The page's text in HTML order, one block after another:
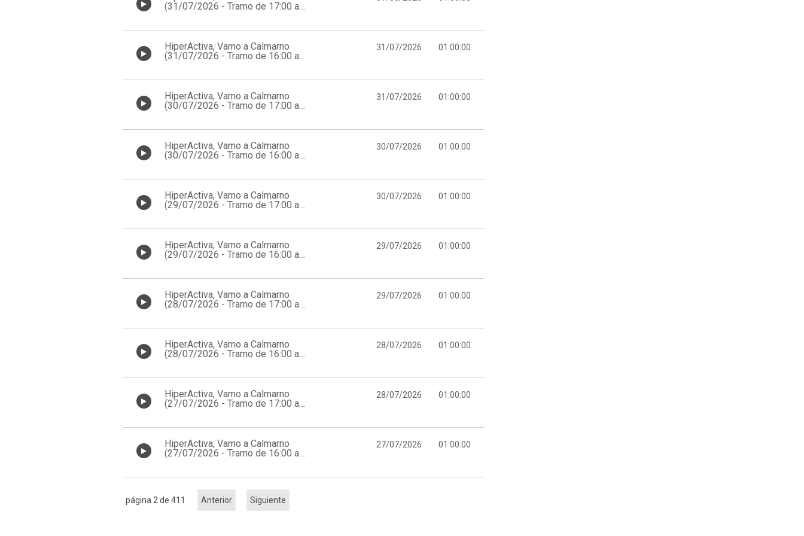
(31/07/2026 - Tramo de 17:00 a
HiperActiva, Vamo a Calmarno
(31/07/2026 - Tramo de 16:00 a
31/07/2026 01:00:00
HiperActiva, Vamo a Calmarno
(30/07/2026 - Tramo de 17:00 a
31/07/2026 01:00:00
HiperActiva, Vamo a Calmarno
(30/07/2026 - Tramo de 16:00 a
30/07/2026 01:00:00
HiperActiva, Vamo a Calmarno
(29/07/2026 - Tramo de 17:00 a
30/07/2026 01:00:00
HiperActiva, Vamo a Calmarno
(29/07/2026 - Tramo de 16:00 a
29/07/2026 01:00:00
HiperActiva, Vamo a Calmarno
(28/07/2026 - Tramo de 17:00 a
29/07/2026 01:00:00
HiperActiva, Vamo a Calmarno
(28/07/2026 - Tramo de 16:00 a
28/07/2026 01:00:00
HiperActiva, Vamo a Calmarno
(27/07/2026 - Tramo de 17:00 a
28/07/2026 01:00:00
HiperActiva, Vamo a Calmarno
(27/07/2026 - Tramo de 16:00 a
27/07/2026 01:00:00
Anterior Siguiente
página 2 de 411